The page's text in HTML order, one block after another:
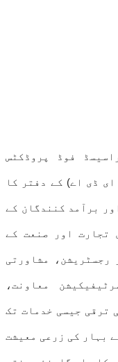
فوڈ پروڈکٹس
ڈی اے) کے دفتر کا
برآمد کنندگان کے
تجارت اور صنعت کے
مشاورتی
معاونت،
ترقی جیسی خدمات تک
بہار کی زرعی معیشت